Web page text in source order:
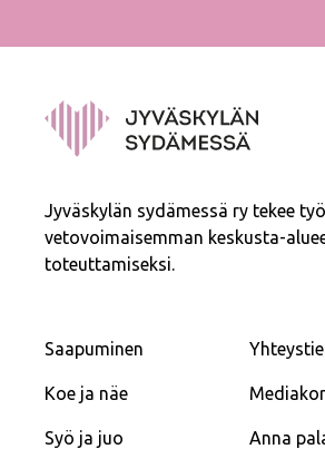
Jyväskylän sydämessä ry tekee
vetovoimaisemman keskusta-
toteuttamiseksi.
Saapuminen
Koe ja näe
Syö ja juo Anna